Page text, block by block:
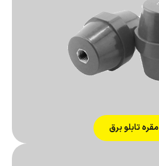
مقره تابلو برق